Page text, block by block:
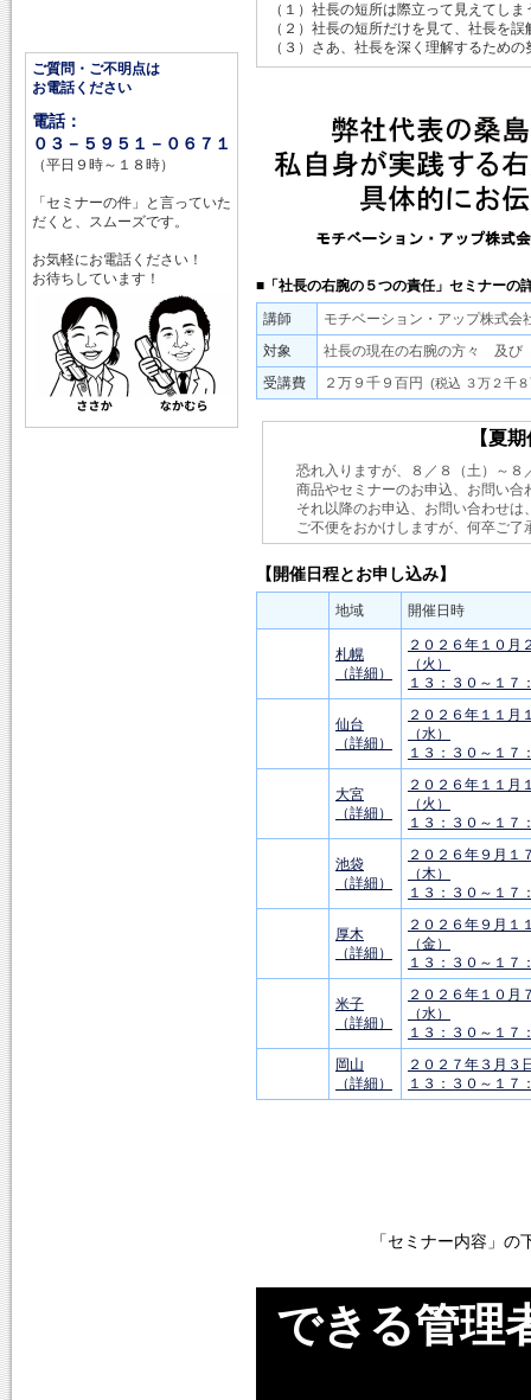
ご質問・ご不明点は
お電話ください
電話：
０３－５９５１－０６７１
（平日９時～１８時）
「セミナーの件」と言っていた
だくと、スムーズです。
お気軽にお電話ください！
お待ちしています！
（１）社長の短所は際立って見えてし
（２）社長の短所だけを見て、社長を
（３）さあ、社長を深く理解するため
■「社長の右腕の５つの責任」セミナーの
講師
モチベーション・アップ株式
対象
社長の現在の右腕の方々 及び
受講費
２万９千９百円 (税込 ３万２千
【夏
恐れ入りますが、８／８（土）～
商品やセミナーのお申込、お問い
それ以降のお申込、お問い合わせは
ご不便をおかけしますが、何卒ご了
【開催日程とお申し込み】
地域 開催日時
札幌
（詳細）
２０２６年１０月
（火）
１３：３０～１７
仙台
（詳細）
２０２６年１１月
（水）
１３：３０～１７
大宮
（詳細）
２０２６年１１月
（火）
１３：３０～１７
池袋
（詳細）
２０２６年９月１
（木）
１３：３０～１７
厚木
（詳細）
２０２６年９月１
（金）
１３：３０～１７
米子
（詳細）
２０２６年１０月
（水）
１３：３０～１７
岡山
（詳細）
２０２７年３月３
１３：３０～１７
「セミナー内容」
できる管理